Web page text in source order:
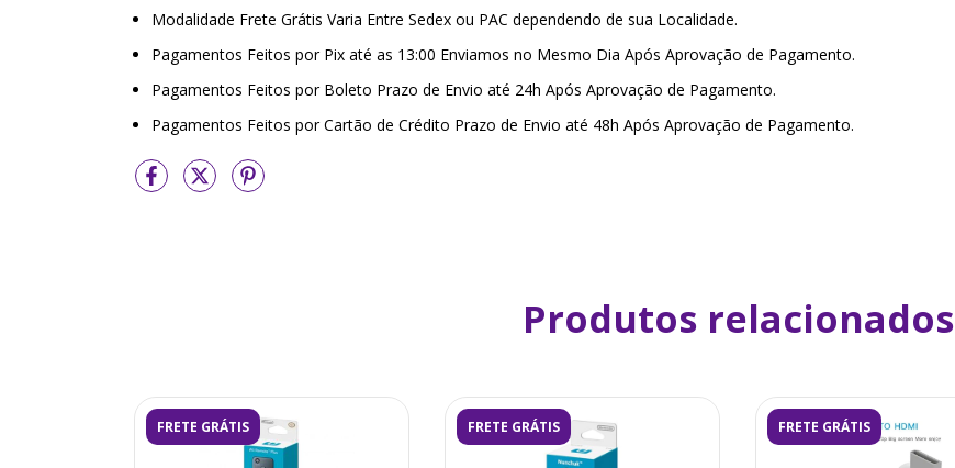
Modalidade Frete Grátis Varia Entre Sedex ou PAC dependendo de sua Localidade.
Pagamentos Feitos por Pix até as 13:00 Enviamos no Mesmo Dia Após Aprovação de Pagamento.
Pagamentos Feitos por Boleto Prazo de Envio até 24h Após Aprovação de Pagamento.
Pagamentos Feitos por Cartão de Crédito Prazo de Envio até 48h Após Aprovação de Pagamento.
Produtos relacionados
FRETE GRÁTIS FRETE GRÁTIS FRETE GRÁTIS